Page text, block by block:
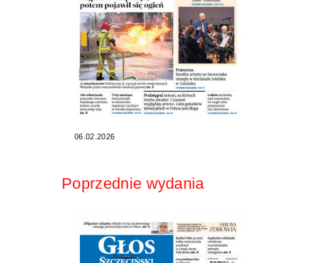
06.02.2026
Poprzednie wydania